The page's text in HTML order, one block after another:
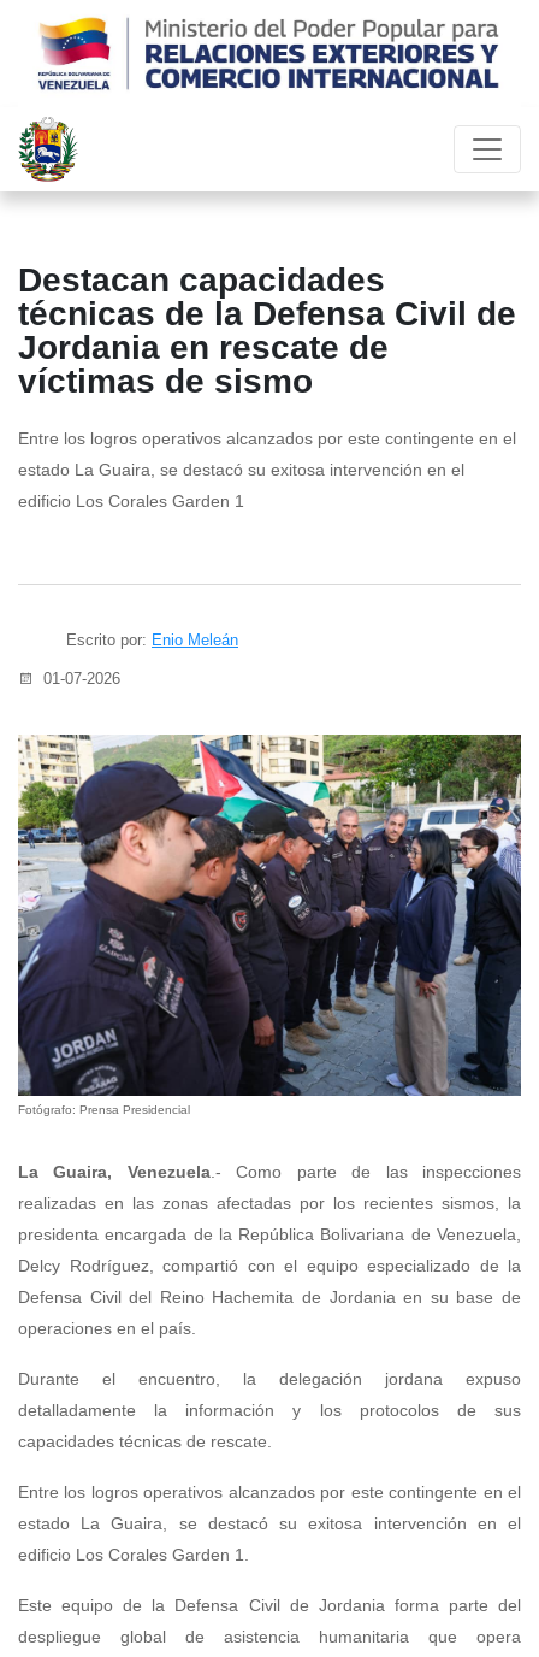
Destacan capacidades
técnicas de la Defensa Civil de
Jordania en rescate de
víctimas de sismo
Entre los logros operativos alcanzados por este contingente en el
estado La Guaira, se destacó su exitosa intervención en el
edificio Los Corales Garden 1
Escrito por: Enio Meleán
01-07-2026
Fotógrafo: Prensa Presidencial
La Guaira, Venezuela.- Como parte de las inspecciones
realizadas en las zonas afectadas por los recientes sismos, la
presidenta encargada de la República Bolivariana de Venezuela,
Delcy Rodríguez, compartió con el equipo especializado de la
Defensa Civil del Reino Hachemita de Jordania en su base de
operaciones en el país.
Durante el encuentro, la delegación jordana expuso
detalladamente la información y los protocolos de sus
capacidades técnicas de rescate.
Entre los logros operativos alcanzados por este contingente en el
estado La Guaira, se destacó su exitosa intervención en el
edificio Los Corales Garden 1.
Este equipo de la Defensa Civil de Jordania forma parte del
despliegue global de asistencia humanitaria que opera